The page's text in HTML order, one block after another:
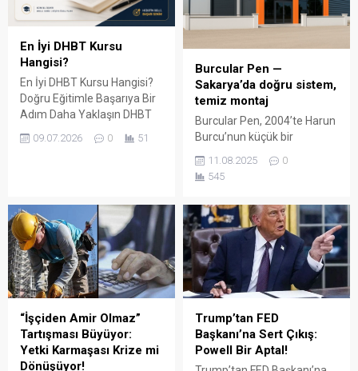
En İyi DHBT Kursu
Hangisi?
En İyi DHBT Kursu Hangisi?
Doğru Eğitimle Başarıya Bir
Adım Daha Yaklaşın DHBT
(Din Hizmetleri Alan Bilgisi
Testi), Diyanet İşleri
Her yıl binlerce aday bu
sınavda yüksek puan
alabilmek için farklı eğitim
kaynaklarına yöneliyor.
Ancak en sık sorulan
sorulardan...
09.07.2026 0 51
Burcular Pen —
Sakarya’da doğru sistem,
temiz montaj
Burcular Pen, 2004’te Harun
Burcu’nun küçük bir
atölyede attığı adımla
başladı; bugün Serdivan’daki
147 m² showroomu ve 750
Sakarya ve çevre ilçelerde
PVC doğrama, cam balkon,
kış bahçesi, panjur ve
küpeşte çözümlerini tek çatı
altında sunuyor. Fıratpen
kurumsal bayiliği ile çalışıyor
olmamız; profil kalitesi,
aksesuar standardı...
11.08.2025
0
545
“İşçiden Amir Olmaz”
Tartışması Büyüyor:
Yetki Karmaşası Krize mi
Dönüşüyor!
Trump’tan FED
Başkanı’na Sert Çıkış:
Powell Bir Aptal!